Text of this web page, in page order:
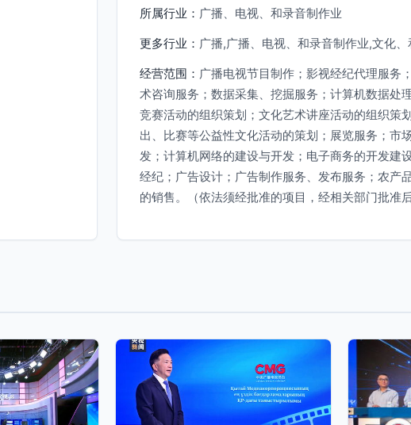
所属行业： 广播、电视、和录音制作业
更多行业： 广播,广播、电视、和录音制作业,文化、
经营范围： 广播电视节目制作；影视经纪代理服务
术咨询服务；数据采集、挖掘服务；计算机数据处
竞赛活动的组织策划；文化艺术讲座活动的组织策
出、比赛等公益性文化活动的策划；展览服务；市
发；计算机网络的建设与开发；电子商务的开发建
经纪；广告设计；广告制作服务、发布服务；农产
的销售。（依法须经批准的项目，经相关部门批准